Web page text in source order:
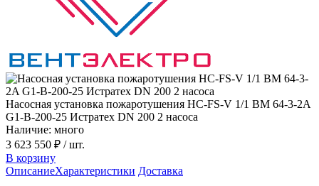
Насосная установка пожаротушения HC-FS-V 1/1 BM 64-3-2A
G1-B-200-25 Истратех DN 200 2 насоса
Наличие: много
3 623 550 ₽ / шт.
В корзину
ОписаниеХарактеристики Доставка